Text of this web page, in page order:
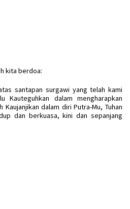
kita berdoa:
santapan surgawi yang telah kami
Kauteguhkan dalam mengharapkan
dalam diri Putra-Mu, Tuhan
dan berkuasa, kini dan sepanjang